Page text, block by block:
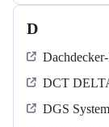
D
DCT
DGS